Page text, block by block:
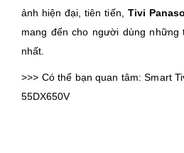
ảnh hiện đại, tiên tiến, Tivi
mang đến cho người dùng
nhất.
>>> Có thể bạn quan tâm: Smart
55DX650V